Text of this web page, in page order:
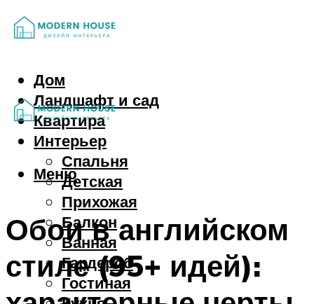
Дом
Ландшафт и сад
Квартира
Интерьер
Спальня
Детская
Прихожая
Балкон
Ванная
Гардероб
Гостиная
Меню
Обои в английском
стиле (95+ идей):